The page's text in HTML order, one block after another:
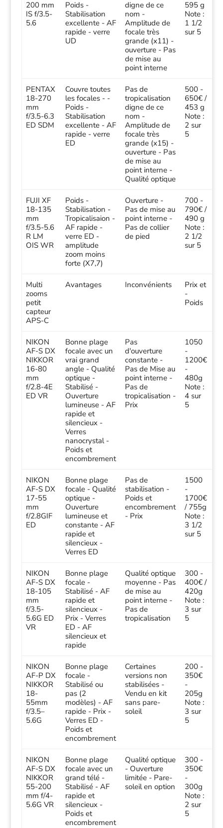
200 mm
IS f/3.5-
5.6
Poids -
Stabilisation
excellente - AF
rapide - verre
UD
digne de ce
nom -
Amplitude de
focale très
grande (x11) -
ouverture - Pas
de mise au
point interne
595 g
Note :
1 1/2
sur 5
PENTAX
18-270
mm
f/3.5-6.3
ED SDM
Couvre toutes
les focales - -
Poids -
Stabilisation
excellente - AF
rapide - verre
ED
Pas de
tropicalisation
digne de ce
nom -
Amplitude de
focale très
grande (x15) -
ouverture - Pas
de mise au
point interne -
Qualité optique
500 -
650€ /
453 g
Note :
2 sur
5
FUJI XF
18-135
mm
f/3.5-5.6
R LM
OIS WR
Poids -
Stabilisation -
Tropicalisaion -
AF rapide -
verre ED -
amplitude
zoom moins
forte (X7,7)
Ouverture -
Pas de mise au
point interne -
Pas de collier
de pied
700 -
790€ /
490 g
Note :
2 1/2
sur 5
Multi
zooms
petit
capteur
APS-C
Avantages Inconvénients
Prix et
-
Poids
NIKON
AF-S DX
NIKKOR
16-80
mm
f/2.8-4E
ED VR
Bonne plage
focale avec un
vrai grand
angle - Qualité
optique -
Stabilisé -
Ouverture
lumineuse - AF
rapide et
silencieux -
Verres
nanocrystal -
Poids et
encombrement
Pas
d'ouverture
constante -
Pas de Mise au
point interne -
Pas de
tropicalisation -
Prix
1050
-
1200€
-
480g
Note :
4 sur
5
NIKON
AF-S DX
17-55
mm
f/2.8GIF
ED
Bonne plage
focale - Qualité
optique -
Ouverture
lumineuse et
constante - AF
rapide et
silencieux -
Verres ED
Pas de
stabilisation -
Poids et
encombrement
- Prix
1500
-
1700€
/ 755g
Note :
3 1/2
sur 5
NIKON
AF-S DX
18-105
mm
f/3.5-
5.6G ED
VR
Bonne plage
focale -
Stabilisé - AF
rapide et
silencieux -
Prix - Verres
ED - AF
silencieux et
rapide
Qualité optique
moyenne - Pas
de mise au
point interne -
Pas de
tropicalisation
300 -
400€ /
420g
Note :
3 sur
5
NIKON
AF-P DX
NIKKOR
18-
55mm
f/3.5–
5.6G
Bonne plage
focale -
Stabilisé ou
pas (2
modèles) - AF
rapide - Prix -
Verres ED -
Poids et
encombrement
Certaines
versions non
stabilisées -
Vendu en kit
sans pare-
soleil
200 -
350€
-
205g
Note :
3 sur
5
NIKON
AF-S DX
NIKKOR
55-200
mm f/4-
5.6G VR
Bonne plage
focale avec un
grand télé -
Stabilisé - AF
rapide et
silencieux -
Poids et
encombrement
Qualité optique
- Ouverture
limitée - Pare-
soleil en option
300 -
350€
-
300g
Note :
2 sur
5